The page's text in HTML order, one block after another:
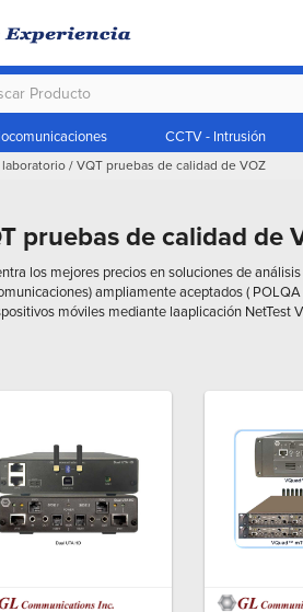
CCTV - Intrusión
/ VQT pruebas de calidad de VOZ
pruebas de calidad de
los mejores precios en soluciones de
ampliamente aceptados (
móviles mediante laaplicación NetTest